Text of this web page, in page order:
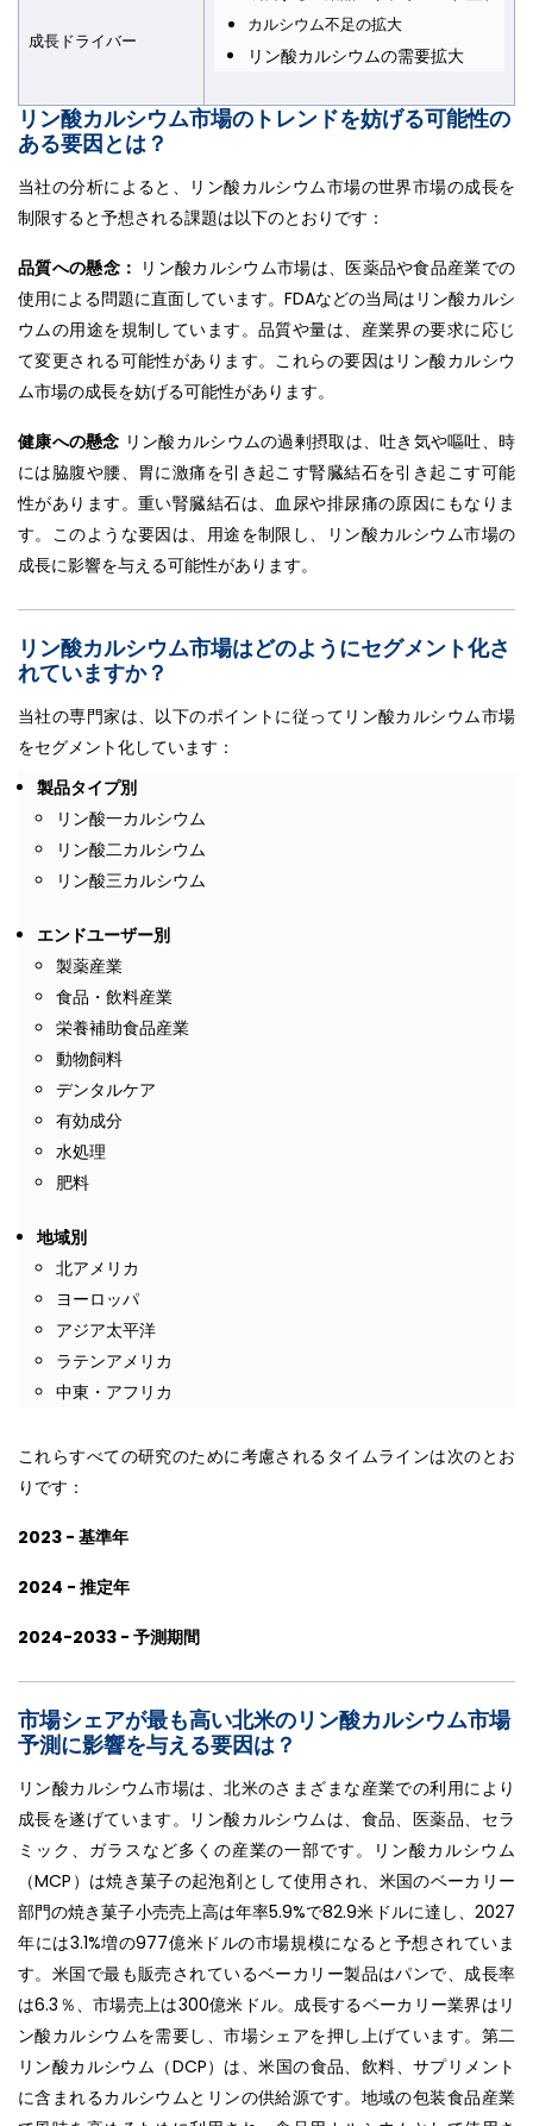
成長ドライバー
カルシウム不足の拡大
リン酸カルシウムの需要拡大
リン酸カルシウム市場のトレンドを妨げる可能性の
ある要因とは？
当社の分析によると、リン酸カルシウム市場の世界市場の成長を
制限すると予想される課題は以下のとおりです：
品質への懸念： リン酸カルシウム市場は、医薬品や食品産業での
使用による問題に直面しています。FDAなどの当局はリン酸カルシ
ウムの用途を規制しています。品質や量は、産業界の要求に応じ
て変更される可能性があります。これらの要因はリン酸カルシウ
ム市場の成長を妨げる可能性があります。
健康への懸念 リン酸カルシウムの過剰摂取は、吐き気や嘔吐、時
には脇腹や腰、胃に激痛を引き起こす腎臓結石を引き起こす可能
性があります。重い腎臓結石は、血尿や排尿痛の原因にもなりま
す。このような要因は、用途を制限し、リン酸カルシウム市場の
成長に影響を与える可能性があります。
リン酸カルシウム市場はどのようにセグメント化さ
れていますか？
当社の専門家は、以下のポイントに従ってリン酸カルシウム市場
をセグメント化しています：
製品タイプ別
リン酸一カルシウム
リン酸二カルシウム
リン酸三カルシウム
エンドユーザー別
製薬産業
食品・飲料産業
栄養補助食品産業
動物飼料
デンタルケア
有効成分
水処理
肥料
地域別
北アメリカ
ヨーロッパ
アジア太平洋
ラテンアメリカ
中東・アフリカ
これらすべての研究のために考慮されるタイムラインは次のとお
りです：
2023 - 基準年
2024 - 推定年
2024-2033 - 予測期間
市場シェアが最も高い北米のリン酸カルシウム市場
予測に影響を与える要因は？
リン酸カルシウム市場は、北米のさまざまな産業での利用により
成長を遂げています。リン酸カルシウムは、食品、医薬品、セラ
ミック、ガラスなど多くの産業の一部です。リン酸カルシウム
（MCP）は焼き菓子の起泡剤として使用され、米国のベーカリー
部門の焼き菓子小売売上高は年率5.9%で82.9米ドルに達し、2027
年には3.1%増の977億米ドルの市場規模になると予想されていま
す。米国で最も販売されているベーカリー製品はパンで、成長率
は6.3％、市場売上は300億米ドル。成長するベーカリー業界はリ
ン酸カルシウムを需要し、市場シェアを押し上げています。第二
リン酸カルシウム（DCP）は、米国の食品、飲料、サプリメント
に含まれるカルシウムとリンの供給源です。地域の包装食品産業